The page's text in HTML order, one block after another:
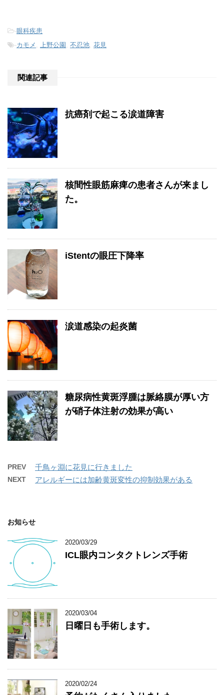
-眼科疾患
-カモメ 上野公園 不忍池 花見
関連記事
抗癌剤で起こる涙道障害
核間性眼筋麻痺の患者さんが来まし
た。
iStentの眼圧下降率
涙道感染の起炎菌
糖尿病性黄斑浮腫は脈絡膜が厚い方
が硝子体注射の効果が高い
PREV 千鳥ヶ淵に花見に行きました
NEXT アレルギーには加齢黄斑変性の抑制効果がある
お知らせ
2020/03/29
ICL眼内コンタクトレンズ手術
2020/03/04
日曜日も手術します。
2020/02/24